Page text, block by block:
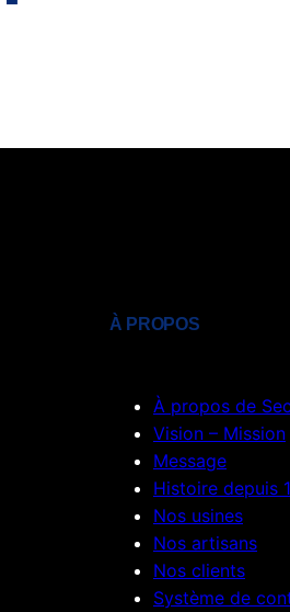
À PROPOS
À propos de
Vision – Mission
Message
Histoire depuis
Nos usines
Nos artisans
Nos clients
Système de